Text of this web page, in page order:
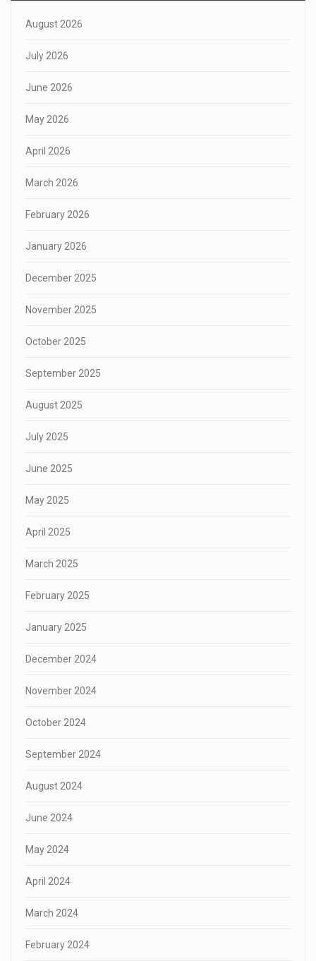
August 2026
July 2026
June 2026
May 2026
April 2026
March 2026
February 2026
January 2026
December 2025
November 2025
October 2025
September 2025
August 2025
July 2025
June 2025
May 2025
April 2025
March 2025
February 2025
January 2025
December 2024
November 2024
October 2024
September 2024
August 2024
June 2024
May 2024
April 2024
March 2024
February 2024